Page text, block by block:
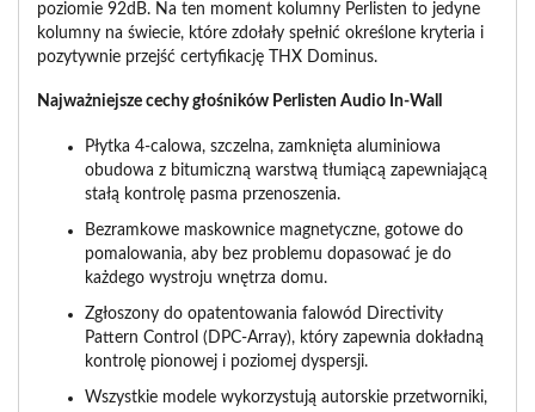
poziomie 92dB. Na ten moment kolumny Perlisten to jedyne
kolumny na świecie, które zdołały spełnić określone kryteria i
pozytywnie przejść certyfikację THX Dominus.
Najważniejsze cechy głośników Perlisten Audio In-Wall
Płytka 4-calowa, szczelna, zamknięta aluminiowa
obudowa z bitumiczną warstwą tłumiącą zapewniającą
stałą kontrolę pasma przenoszenia.
Bezramkowe maskownice magnetyczne, gotowe do
pomalowania, aby bez problemu dopasować je do
każdego wystroju wnętrza domu.
Zgłoszony do opatentowania falowód Directivity
Pattern Control (DPC-Array), który zapewnia dokładną
kontrolę pionowej i poziomej dyspersji.
Wszystkie modele wykorzystują autorskie przetworniki,